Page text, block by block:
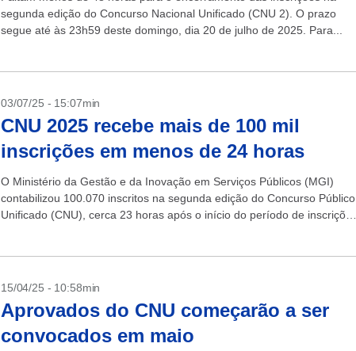
segunda edição do Concurso Nacional Unificado (CNU 2). O prazo
segue até às 23h59 deste domingo, dia 20 de julho de 2025. Para...
03/07/25 - 15:07min
CNU 2025 recebe mais de 100 mil
inscrições em menos de 24 horas
O Ministério da Gestão e da Inovação em Serviços Públicos (MGI)
contabilizou 100.070 inscritos na segunda edição do Concurso Público
Unificado (CNU), cerca 23 horas após o início do período de inscrições,
15/04/25 - 10:58min
Aprovados do CNU começarão a ser
convocados em maio